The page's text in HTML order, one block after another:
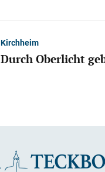
Kirchheim
Durch Oberlicht